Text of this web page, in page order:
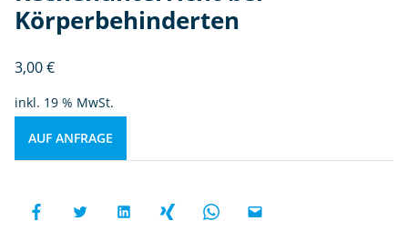
Körperbehinderten
3,00€
inkl. 19 % MwSt.
AUF ANFRAGE